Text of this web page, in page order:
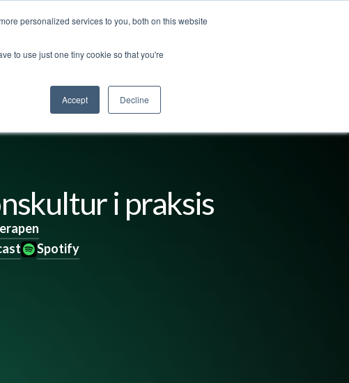
personalized services to you, both on this website
to use just one tiny cookie so that you're
Accept Decline
Om oss Logg inn Kontakt oss
i praksis
Spotify